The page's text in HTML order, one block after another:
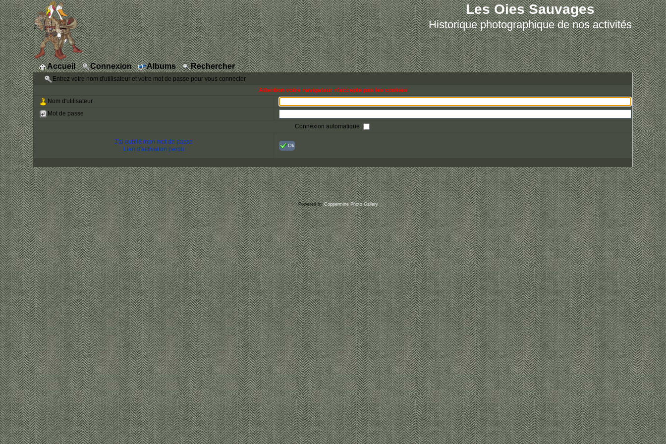
Les Oies Sauvages
Historique photographique de nos activités
Accueil Connexion Albums Rechercher
Entrez votre nom d'utilisateur et votre mot de passe pour vous connecter
Attention votre navigateur n'accepte pas les cookies
Nom d'utilisateur
Mot de passe
Connexion automatique
J'ai oublié mon mot de passe
Lien d'activation perdu
Ok
Powered byCoppermine Photo Gallery